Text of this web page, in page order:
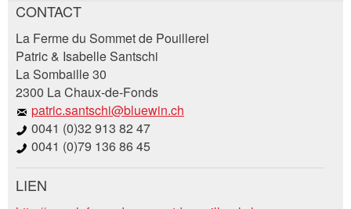
Annonces répréhensibles
Vos commentaires sont grandement appréciés!
Commentaires généraux
Cette annonce n'est plus valable
Annonce incomplète
Recommander l'annonce
Recommandez cette annonce à des amis.
CONTACT
La Ferme du Sommet de Pouillerel
Patric & Isabelle Santschi
La Sombaille 30
2300 La Chaux-de-Fonds
patric.santschi@bluewin.ch
0041 (0)32 913 82 47
0041 (0)79 136 86 45
LIEN